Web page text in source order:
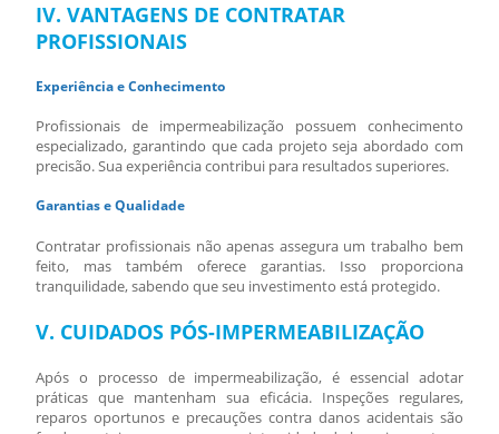
IV. VANTAGENS DE CONTRATAR
PROFISSIONAIS
Experiência e Conhecimento
Profissionais de impermeabilização possuem conhecimento
especializado, garantindo que cada projeto seja abordado com
precisão. Sua experiência contribui para resultados superiores.
Garantias e Qualidade
Contratar profissionais não apenas assegura um trabalho bem
feito, mas também oferece garantias. Isso proporciona
tranquilidade, sabendo que seu investimento está protegido.
V. CUIDADOS PÓS-IMPERMEABILIZAÇÃO
Após o processo de impermeabilização, é essencial adotar
práticas que mantenham sua eficácia. Inspeções regulares,
reparos oportunos e precauções contra danos acidentais são